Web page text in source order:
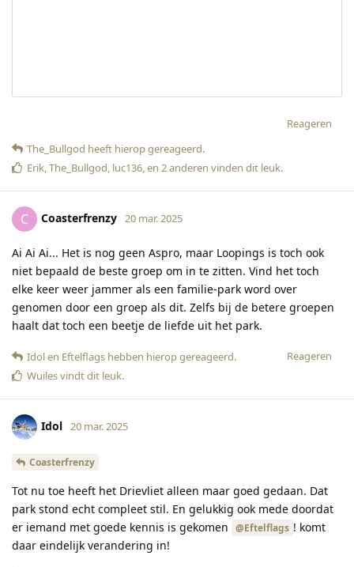
Reageren
The_Bullgod heeft hierop gereageerd.
Erik,The_Bullgod, luc136, en 2anderen vinden dit leuk.
C Coasterfrenzy 20 mar. 2025
Ai Ai Ai... Het is nog geen Aspro, maar Loopings is toch ook
niet bepaald de beste groep om in te zitten. Vind het toch
elke keer weer jammer als een familie-park word over
genomen door een groep als dit. Zelfs bij de betere groepen
haalt dat toch een beetje de liefde uit het park.
Reageren
Idolen Eftelflags hebben hierop gereageerd.
Wuilesvindt dit leuk.
Idol 20 mar. 2025
Coasterfrenzy
Tot nu toe heeft het Drievliet alleen maar goed gedaan. Dat
park stond echt compleet stil. En gelukkig ook mede doordat
er iemand met goede kennis is gekomen @Eftelflags ! komt
daar eindelijk verandering in!